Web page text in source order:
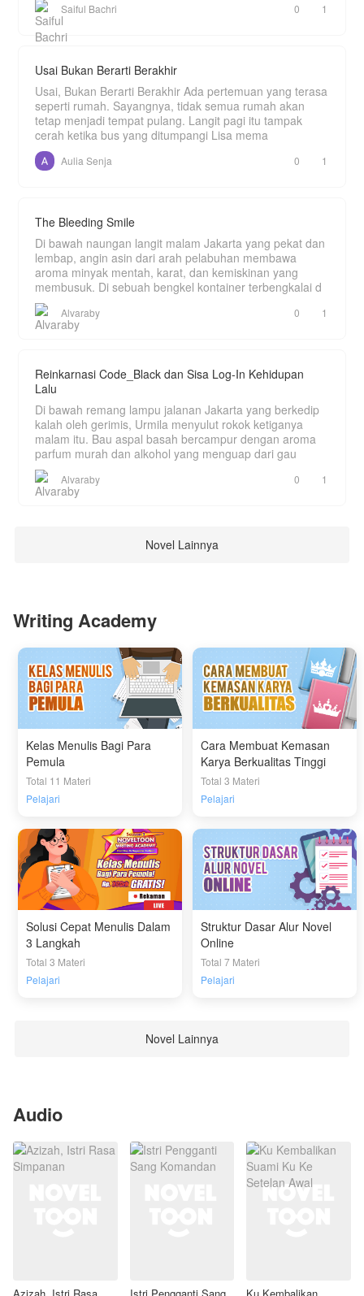
hanya di NOVEL TOON
Saiful Bachri 0 1
Usai Bukan Berarti Berakhir
Usai, Bukan Berarti Berakhir Ada pertemuan yang terasa
seperti rumah. Sayangnya, tidak semua rumah akan
tetap menjadi tempat pulang. Langit pagi itu tampak
cerah ketika bus yang ditumpangi Lisa mema
Aulia Senja 0 1
The Bleeding Smile
Di bawah naungan langit malam Jakarta yang pekat dan
lembap, angin asin dari arah pelabuhan membawa
aroma minyak mentah, karat, dan kemiskinan yang
membusuk. Di sebuah bengkel kontainer terbengkalai d
Alvaraby 0 1
Reinkarnasi Code_Black dan Sisa Log-In Kehidupan
Lalu
Di bawah remang lampu jalanan Jakarta yang berkedip
kalah oleh gerimis, Urmila menyulut rokok ketiganya
malam itu. Bau aspal basah bercampur dengan aroma
parfum murah dan alkohol yang menguap dari gau
Alvaraby 0 1
Novel Lainnya
Writing Academy
Kelas Menulis Bagi Para
Pemula
Total 11 Materi
Pelajari
Cara Membuat Kemasan
Karya Berkualitas Tinggi
Total 3 Materi
Pelajari
Solusi Cepat Menulis Dalam
3 Langkah
Total 3 Materi
Pelajari
Struktur Dasar Alur Novel
Online
Total 7 Materi
Pelajari
Novel Lainnya
Audio